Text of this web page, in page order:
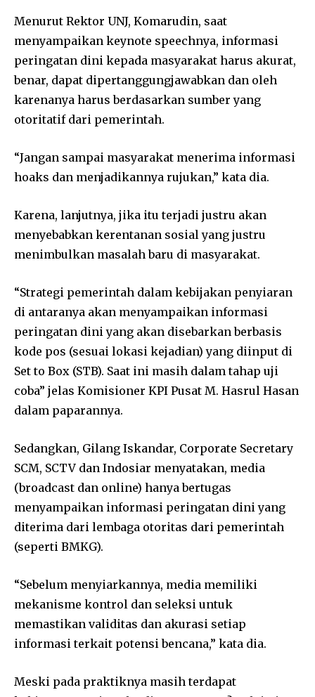
Menurut Rektor UNJ, Komarudin, saat
menyampaikan keynote speechnya, informasi
peringatan dini kepada masyarakat harus akurat,
benar, dapat dipertanggungjawabkan dan oleh
karenanya harus berdasarkan sumber yang
otoritatif dari pemerintah.
“Jangan sampai masyarakat menerima informasi
hoaks dan menjadikannya rujukan,” kata dia.
Karena, lanjutnya, jika itu terjadi justru akan
menyebabkan kerentanan sosial yang justru
menimbulkan masalah baru di masyarakat.
“Strategi pemerintah dalam kebijakan penyiaran
di antaranya akan menyampaikan informasi
peringatan dini yang akan disebarkan berbasis
kode pos (sesuai lokasi kejadian) yang diinput di
Set to Box (STB). Saat ini masih dalam tahap uji
coba” jelas Komisioner KPI Pusat M. Hasrul Hasan
dalam paparannya.
Sedangkan, Gilang Iskandar, Corporate Secretary
SCM, SCTV dan Indosiar menyatakan, media
(broadcast dan online) hanya bertugas
menyampaikan informasi peringatan dini yang
diterima dari lembaga otoritas dari pemerintah
(seperti BMKG).
“Sebelum menyiarkannya, media memiliki
mekanisme kontrol dan seleksi untuk
memastikan validitas dan akurasi setiap
informasi terkait potensi bencana,” kata dia.
Meski pada praktiknya masih terdapat